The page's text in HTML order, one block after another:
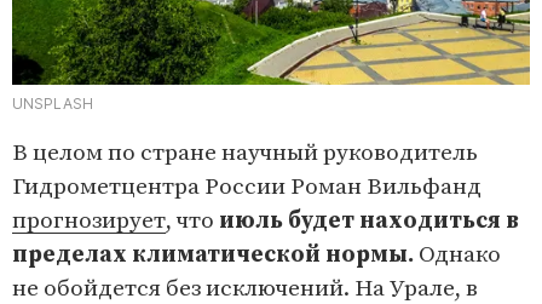
UNSPLASH
В целом по стране научный руководитель
Гидрометцентра России Роман Вильфанд
прогнозирует, что июль будет находиться в
пределах климатической нормы. Однако
не обойдется без исключений. На Урале, в